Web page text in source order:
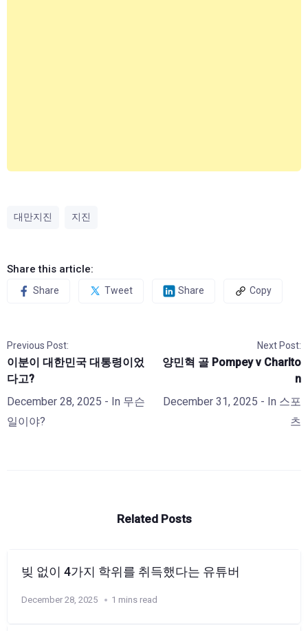
대만지진 지진
Share this article:
Share Tweet Share Copy
Previous Post:
이분이 대한민국 대통령이었
다고?
December 28, 2025 - In 무슨
일이야?
Next Post:
양민혁 골 Pompey v Charlto
n
December 31, 2025 - In 스포
츠
Related Posts
빚 없이 4가지 학위를 취득했다는 유튜버
December 28, 2025 1 mins read